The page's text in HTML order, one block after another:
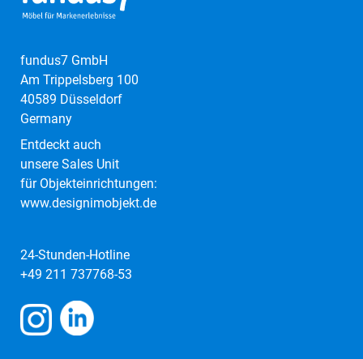
fundus7 GmbH
Am Trippelsberg 100
40589 Düsseldorf
Germany
Entdeckt auch
unsere Sales Unit
für Objekteinrichtungen:
www.designimobjekt.de
24-Stunden-Hotline
+49 211 737768-53